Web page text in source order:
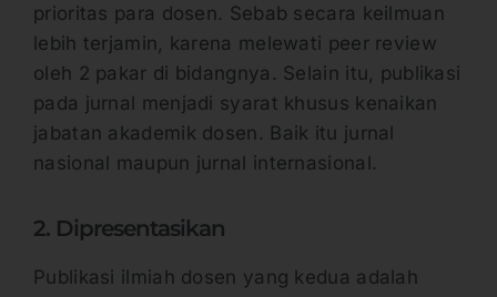
prioritas para dosen. Sebab secara keilmuan
lebih terjamin, karena melewati peer review
oleh 2 pakar di bidangnya. Selain itu, publikasi
pada jurnal menjadi syarat khusus kenaikan
jabatan akademik dosen. Baik itu jurnal
nasional maupun jurnal internasional.
2. Dipresentasikan
Publikasi ilmiah dosen yang kedua adalah